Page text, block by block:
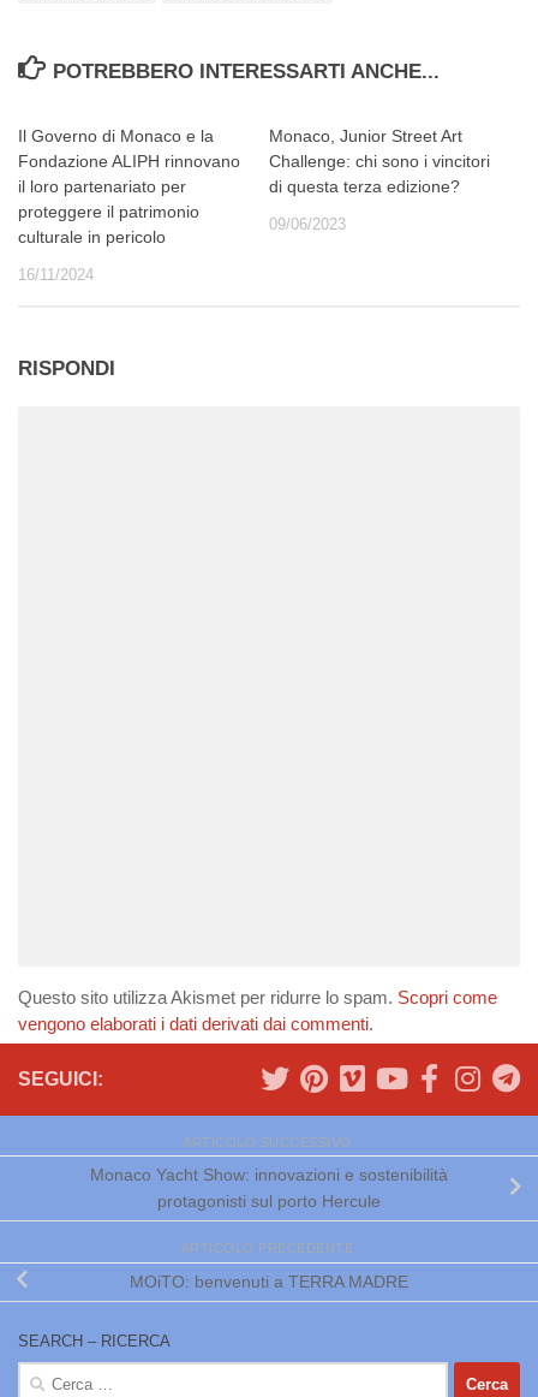
POTREBBERO INTERESSARTI ANCHE...
Il Governo di Monaco e la
Fondazione ALIPH rinnovano
il loro partenariato per
proteggere il patrimonio
culturale in pericolo
16/11/2024
Monaco, Junior Street Art
Challenge: chi sono i vincitori
di questa terza edizione?
09/06/2023
RISPONDI
Questo sito utilizza Akismet per ridurre lo spam. Scopri come
vengono elaborati i dati derivati dai commenti.
SEGUICI:
ARTICOLO SUCCESSIVO
Monaco Yacht Show: innovazioni e sostenibilità
protagonisti sul porto Hercule
ARTICOLO PRECEDENTE
MOiTO: benvenuti a TERRA MADRE
SEARCH – RICERCA
Ricerca